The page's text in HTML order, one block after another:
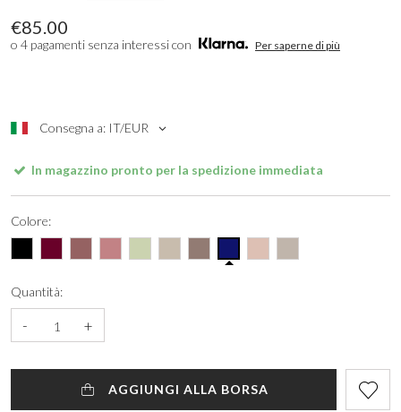
€85.00
o 4 pagamenti senza interessi con Per saperne di più
Consegna a: IT/EUR
In magazzino pronto per la spedizione immediata
Colore:
Quantità:
- +
AGGIUNGI ALLA BORSA